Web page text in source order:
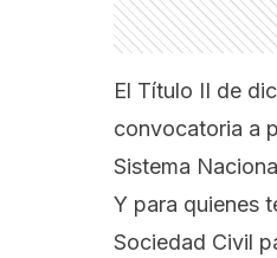
El Título II de
convocatoria a
Sistema
Y para quienes
Sociedad Civil